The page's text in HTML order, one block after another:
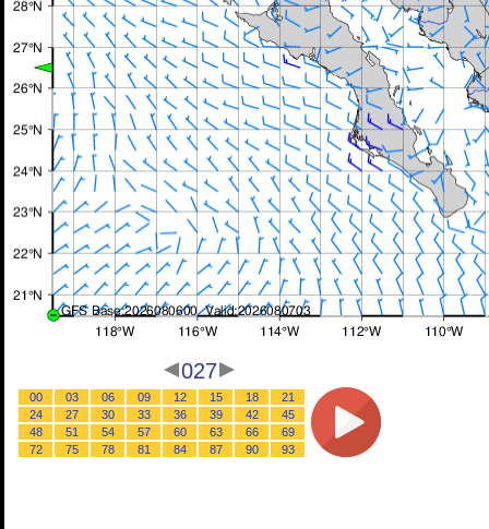
027
00 03 06 09 12 15 18
21
24
27 30 33 36 39 42
45
48
51 54 57 60 63 66
69
72
75 78 81 84 87 90 93